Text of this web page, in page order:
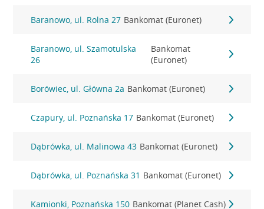
Baranowo, ul. Rolna 27 Bankomat (Euronet)
Baranowo, ul. Szamotulska
26
Bankomat
(Euronet)
Borówiec, ul. Główna 2a Bankomat (Euronet)
Czapury, ul. Poznańska 17 Bankomat (Euronet)
Dąbrówka, ul. Malinowa 43 Bankomat (Euronet)
Dąbrówka, ul. Poznańska 31 Bankomat (Euronet)
Kamionki, Poznańska 150 Bankomat (Planet Cash)